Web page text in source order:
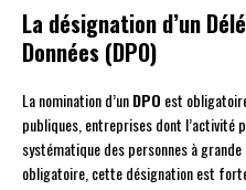
La désignation d’un
Données (DPO)
La nomination d’unDPO est
publiques, entreprises dont l’activité
systématique des personnes à grande
obligatoire, cette désignation est